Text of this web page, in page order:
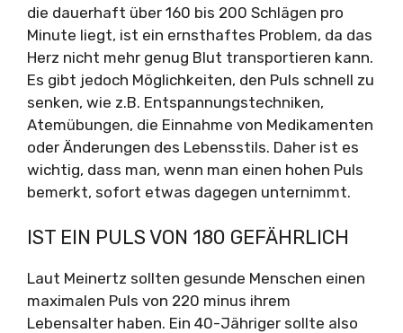
die dauerhaft über 160 bis 200 Schlägen pro
Minute liegt, ist ein ernsthaftes Problem, da das
Herz nicht mehr genug Blut transportieren kann.
Es gibt jedoch Möglichkeiten, den Puls schnell zu
senken, wie z.B. Entspannungstechniken,
Atemübungen, die Einnahme von Medikamenten
oder Änderungen des Lebensstils. Daher ist es
wichtig, dass man, wenn man einen hohen Puls
bemerkt, sofort etwas dagegen unternimmt.
IST EIN PULS VON 180 GEFÄHRLICH
Laut Meinertz sollten gesunde Menschen einen
maximalen Puls von 220 minus ihrem
Lebensalter haben. Ein 40-Jähriger sollte also